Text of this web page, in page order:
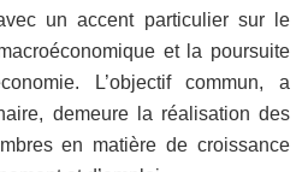
un accent particulier sur le
et la poursuite
L’objectif commun, a
demeure la réalisation des
en matière de croissance